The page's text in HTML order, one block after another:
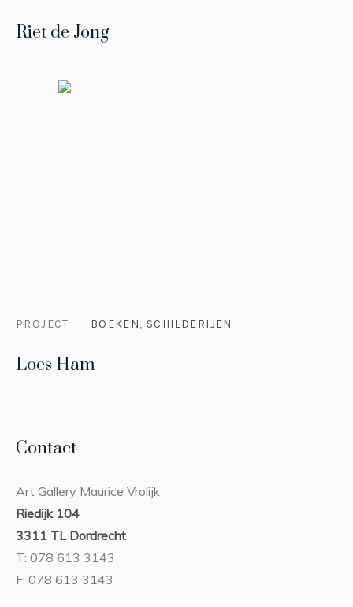
Riet de Jong
PROJECT BOEKEN, SCHILDERIJEN
Loes Ham
Contact
Art Gallery Maurice Vrolijk
Riedijk 104
3311 TL Dordrecht
T: 078 613 3143
F: 078 613 3143